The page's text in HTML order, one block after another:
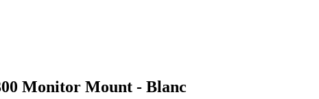
Monitor Mount - Blanc